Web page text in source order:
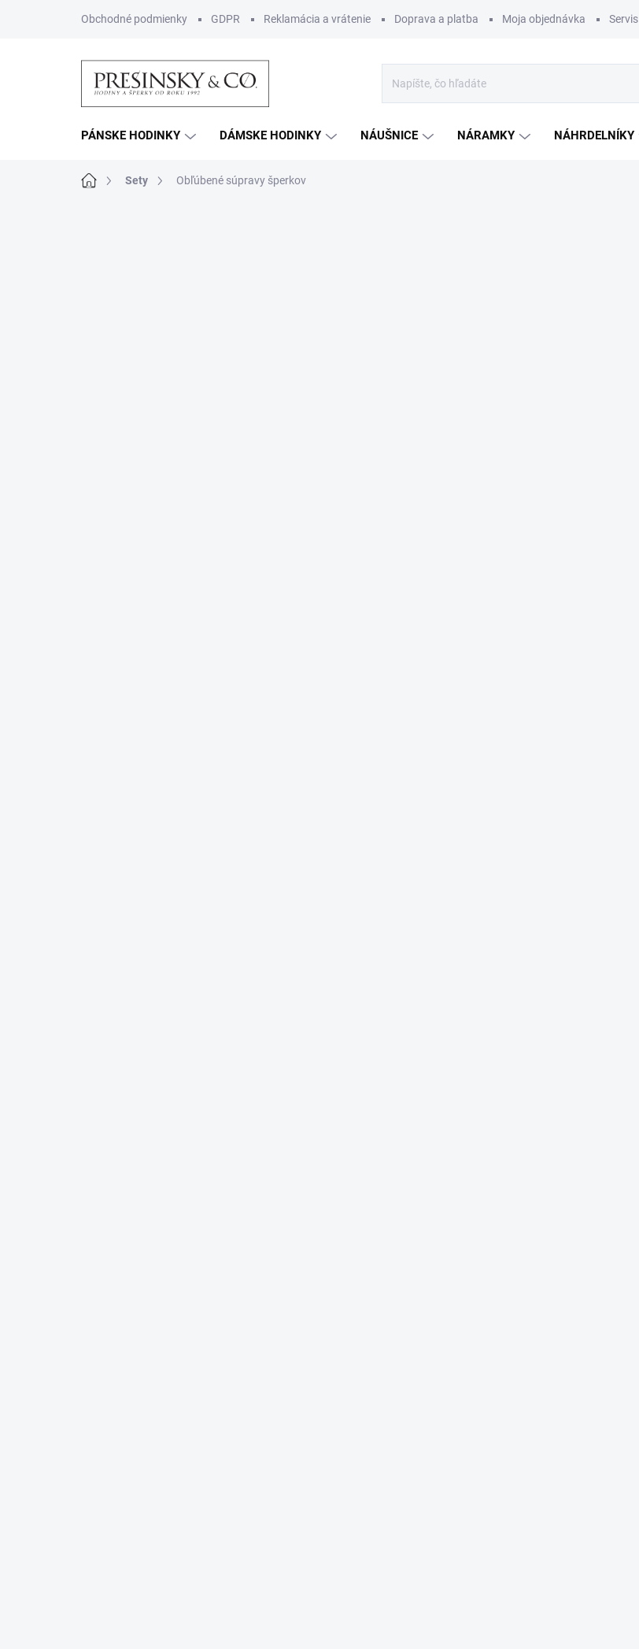
Obchodné podmienky GDPR Reklamácia a vrátenie Doprava a platba Moja objednávka Servis
PÁNSKE HODINKY DÁMSKE HODINKY NÁUŠNICE NÁRAMKY NÁHRDELNÍKY
DomovSety Obľúbené súpravy šperkov